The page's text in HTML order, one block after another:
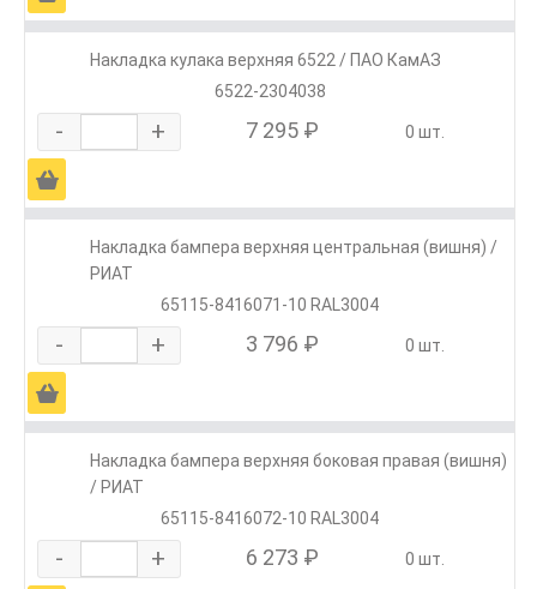
Накладка кулака верхняя 6522 / ПАО КамАЗ
6522-2304038
- + 7 295 ₽ 0 шт.
Ä
Накладка бампера верхняя центральная (вишня) /
РИАТ
65115-8416071-10 RAL3004
- + 3 796 ₽ 0 шт.
Ä
Накладка бампера верхняя боковая правая (вишня)
/ РИАТ
65115-8416072-10 RAL3004
- + 6 273 ₽ 0 шт.